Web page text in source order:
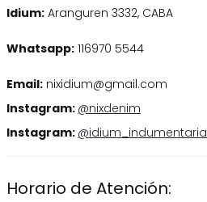
Idium: Aranguren 3332, CABA
Whatsapp: 116970 5544
Email: nixidium@gmail.com
Instagram: @nixdenim
Instagram: @idium_indumentaria
Horario de Atención: